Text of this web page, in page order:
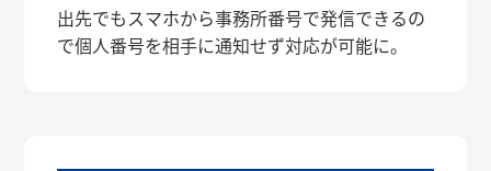
出先でもスマホから事務所番号で発信できるの
で個人番号を相手に通知せず対応が可能に。